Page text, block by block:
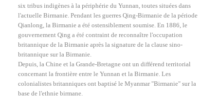
six tribus indigènes à la périphérie du Yunnan, toutes situées dans
l'actuelle Birmanie. Pendant les guerres Qing-Birmanie de la période
Qianlong, la Birmanie a été ostensiblement soumise. En 1886, le
gouvernement Qing a été contraint de reconnaître l'occupation
britannique de la Birmanie après la signature de la clause sino-
britannique sur la Birmanie.
Depuis, la Chine et la Grande-Bretagne ont un différend territorial
concernant la frontière entre le Yunnan et la Birmanie. Les
colonialistes britanniques ont baptisé le Myanmar "Birmanie" sur la
base de l'ethnie birmane.